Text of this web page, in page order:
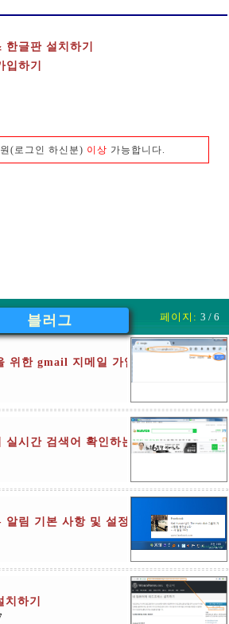
한글판 설치하기
입하기
(로그인 하신분) 이상 가능합니다.
블러그 페이지: 3 / 6
위한 gmail 지메일 가입하기
실시간 검색어 확인하는 방법
알림 기본 사항 및 설정
하기